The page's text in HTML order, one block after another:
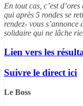
En tout cas, c’est
qui après 5 rondes se
rendez- vous
solidaire qui ne lâche
Lien vers les
Suivre le direct ici
Le Boss